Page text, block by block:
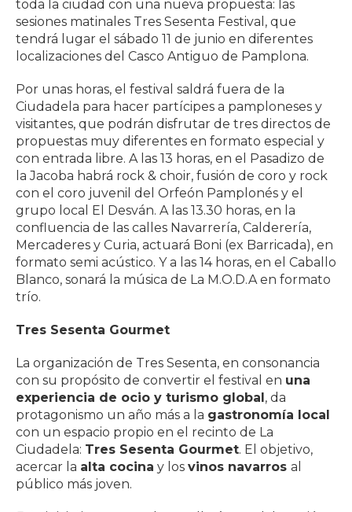
toda la ciudad con una nueva propuesta: las
sesiones matinales Tres Sesenta Festival, que
tendrá lugar el sábado 11 de junio en diferentes
localizaciones del Casco Antiguo de Pamplona.
Por unas horas, el festival saldrá fuera de la
Ciudadela para hacer partícipes a pamploneses y
visitantes, que podrán disfrutar de tres directos de
propuestas muy diferentes en formato especial y
con entrada libre. A las 13 horas, en el Pasadizo de
la Jacoba habrá rock & choir, fusión de coro y rock
con el coro juvenil del Orfeón Pamplonés y el
grupo local El Desván. A las 13.30 horas, en la
confluencia de las calles Navarrería, Calderería,
Mercaderes y Curia, actuará Boni (ex Barricada), en
formato semi acústico. Y a las 14 horas, en el Caballo
Blanco, sonará la música de La M.O.D.A en formato
trío.
Tres Sesenta Gourmet
La organización de Tres Sesenta, en consonancia
con su propósito de convertir el festival en una
experiencia de ocio y turismo global, da
protagonismo un año más a la gastronomía local
con un espacio propio en el recinto de La
Ciudadela: Tres Sesenta Gourmet. El objetivo,
acercar la alta cocina y los vinos navarros al
público más joven.